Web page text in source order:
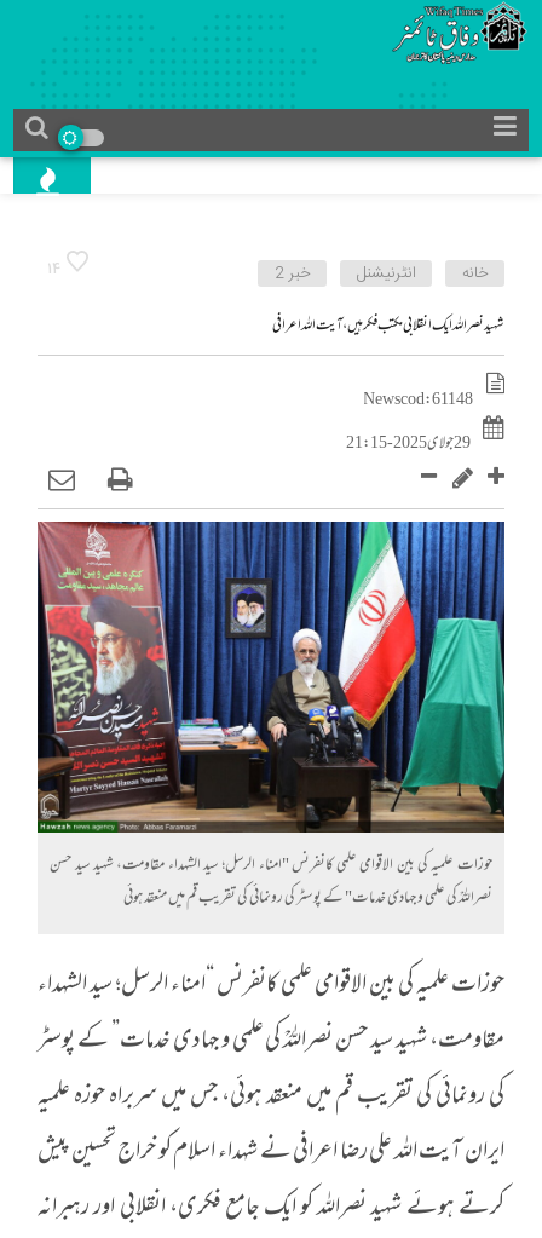
14 خانه انٹرنیشنل خبر 2
شہید نصراللہ ایک انقلابی مکتب فکر ہیں، آیت اللہ اعرافی
News cod : 61148
29 جولای 2025 - 21:15
حوزات علمیہ کی بین الاقوامی علمی کانفرنس "امناء الرسل؛ سید الشہداء مقاومت، شہید سید حسن
نصراللہؒ کی علمی و جہادی خدمات" کے پوسٹر کی رونمائی کی تقریب قم میں منعقد ہوئی
حوزات علمیہ کی بین الاقوامی علمی کانفرنس “امناء الرسل؛ سید الشہداء
مقاومت، شہید سید حسن نصراللہؒ کی علمی و جہادی خدمات” کے پوسٹر
کی رونمائی کی تقریب قم میں منعقد ہوئی، جس میں سربراہ حوزہ علمیہ
ایران آیت اللہ علی رضا اعرافی نے شہداء اسلام کو خراج تحسین پیش
کرتے ہوئے شہید نصراللہ کو ایک جامع فکری، انقلابی اور رہبرانہ